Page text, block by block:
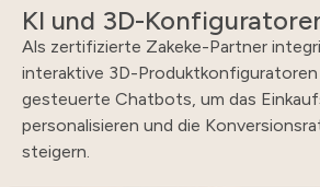
KI und 3D-
Als zertifizierte Zakeke-Partner
interaktive 3D-
gesteuerte Chatbots, um das
personalisieren und die
steigern.